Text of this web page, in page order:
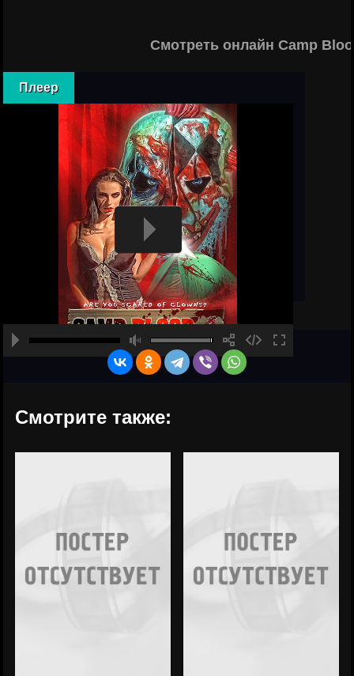
Смотреть онлайн Camp
Плеер
Смотрите также: